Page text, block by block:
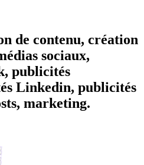
de contenu, création
sociaux,
publicités
Linkedin, publicités
marketing.